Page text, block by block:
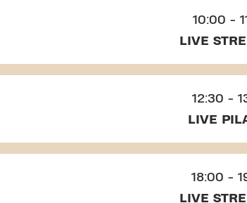
10:00 -
LIVE
12:30 -
LIVE
18:00 -
LIVE